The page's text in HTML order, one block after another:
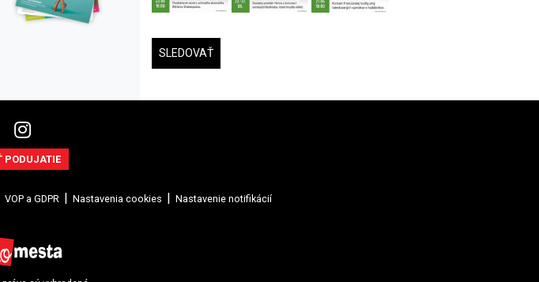
SLEDOVAŤ
PODUJATIE
VOP a GDPR Nastavenia cookies Nastavenie notifikácií